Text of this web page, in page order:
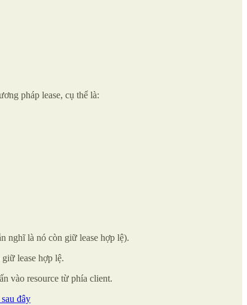
pháp lease, cụ thể là:
nghĩ là nó còn giữ lease hợp lệ).
lease hợp lệ.
vào resource từ phía client.
đây